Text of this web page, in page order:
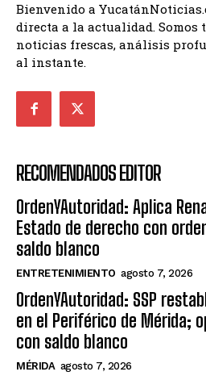
Bienvenido a
directa a la actualidad. Somos
noticias frescas, análisis
al instante.
RECOMENDADOS EDITOR
OrdenYAutoridad: Aplica
Estado de derecho con
saldo blanco
ENTRETENIMIENTO agosto 7, 2026
OrdenYAutoridad: SSP
en el Periférico de Mérida;
con saldo blanco
MÉRIDA agosto 7, 2026